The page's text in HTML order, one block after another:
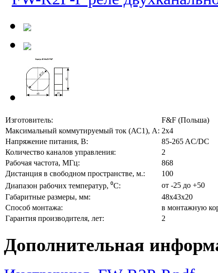
Изготовитель:
F&F (Польша)
Максимальный коммутируемый ток (АС1), А: 2x4
Напряжение питания, В:
85-265 AC/DC
Количество каналов управления:
2
Рабочая частота, МГц:
868
Дистанция в свободном пространстве, м.:
100
Диапазон рабочих температур, ⁰С:
от -25 до +50
Габаритные размеры, мм:
48х43х20
Способ монтажа:
в монтажную
Гарантия производителя, лет:
2
Дополнительная